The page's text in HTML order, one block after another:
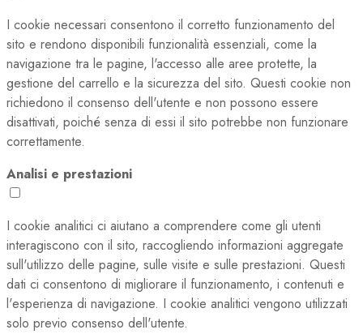
I cookie necessari consentono il corretto funzionamento del
sito e rendono disponibili funzionalità essenziali, come la
navigazione tra le pagine, l'accesso alle aree protette, la
gestione del carrello e la sicurezza del sito. Questi cookie non
richiedono il consenso dell'utente e non possono essere
disattivati, poiché senza di essi il sito potrebbe non funzionare
correttamente.
Analisi e prestazioni
I cookie analitici ci aiutano a comprendere come gli utenti
interagiscono con il sito, raccogliendo informazioni aggregate
sull'utilizzo delle pagine, sulle visite e sulle prestazioni. Questi
dati ci consentono di migliorare il funzionamento, i contenuti e
l'esperienza di navigazione. I cookie analitici vengono utilizzati
solo previo consenso dell'utente.